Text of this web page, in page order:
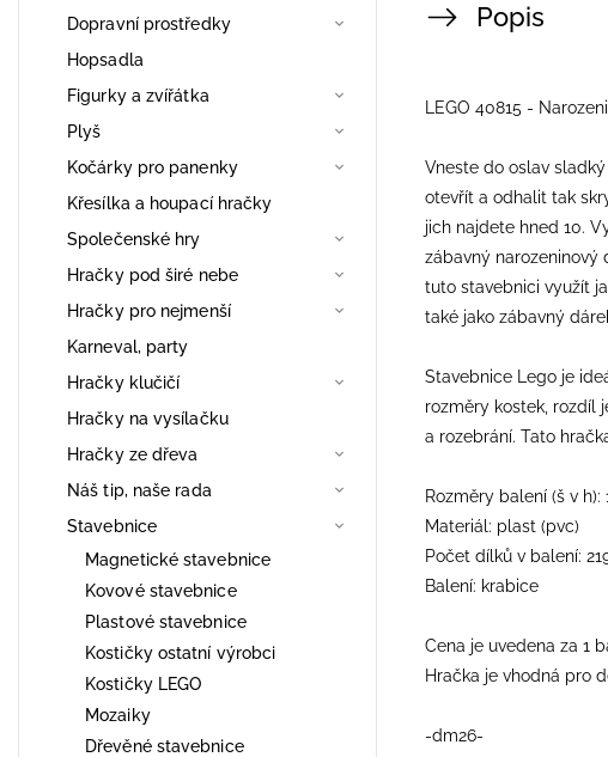
Dopravní prostředky
Hopsadla
Figurky a zvířátka
Plyš
Kočárky pro panenky
Křesílka a houpací hračky
Společenské hry
Hračky pod širé nebe
Hračky pro nejmenší
Karneval, party
Hračky klučičí
Hračky na vysílačku
Hračky ze dřeva
Náš tip, naše rada
Stavebnice
Magnetické stavebnice
Kovové stavebnice
Plastové stavebnice
Kostičky ostatní výrobci
Kostičky LEGO
Mozaiky
Dřevěné stavebnice
Popis
LEGO 40815 -
Vneste do oslav
otevřít a odhalit tak
jich najdete hned 10.
zábavný narozeninový
tuto stavebnici využít
také jako zábavný
Stavebnice Lego je
rozměry kostek, rozdíl
a rozebrání. Tato
Rozměry balení (š v h):
Materiál: plast (pvc)
Počet dílků v balení:
Balení: krabice
Cena je uvedena za 1
Hračka je vhodná pro
-dm26-